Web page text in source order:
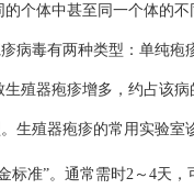
个体中甚至同一个体的不
病毒有两种类型：单纯疱
殖器疱疹增多，约占该
生殖器疱疹的常用实验室
准”。通常需时2～4天